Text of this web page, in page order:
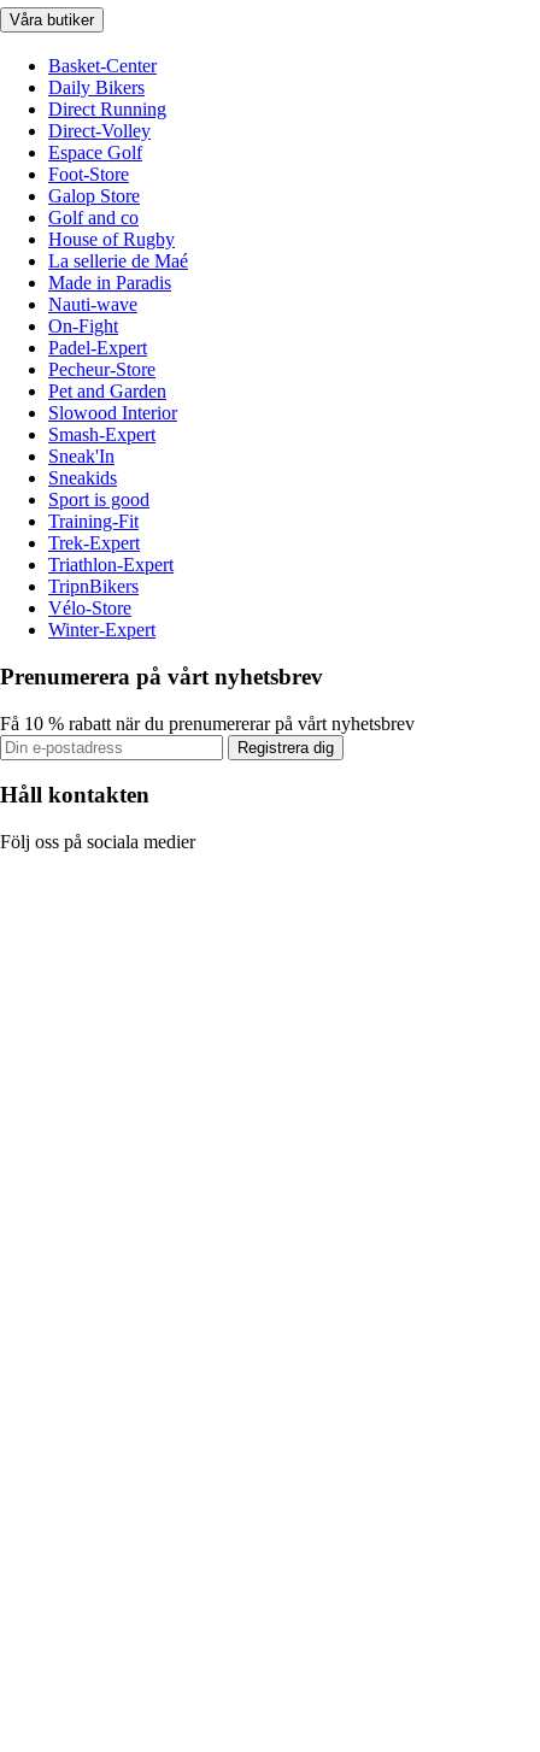
Våra butiker
Basket-Center
Daily Bikers
Direct Running
Direct-Volley
Espace Golf
Foot-Store
Galop Store
Golf and co
House of Rugby
La sellerie de Maé
Made in Paradis
Nauti-wave
On-Fight
Padel-Expert
Pecheur-Store
Pet and Garden
Slowood Interior
Smash-Expert
Sneak'In
Sneakids
Sport is good
Training-Fit
Trek-Expert
Triathlon-Expert
TripnBikers
Vélo-Store
Winter-Expert
Prenumerera på vårt nyhetsbrev
Få 10 % rabatt när du prenumererar på vårt nyhetsbrev
Registrera dig
Håll kontakten
Följ oss på sociala medier